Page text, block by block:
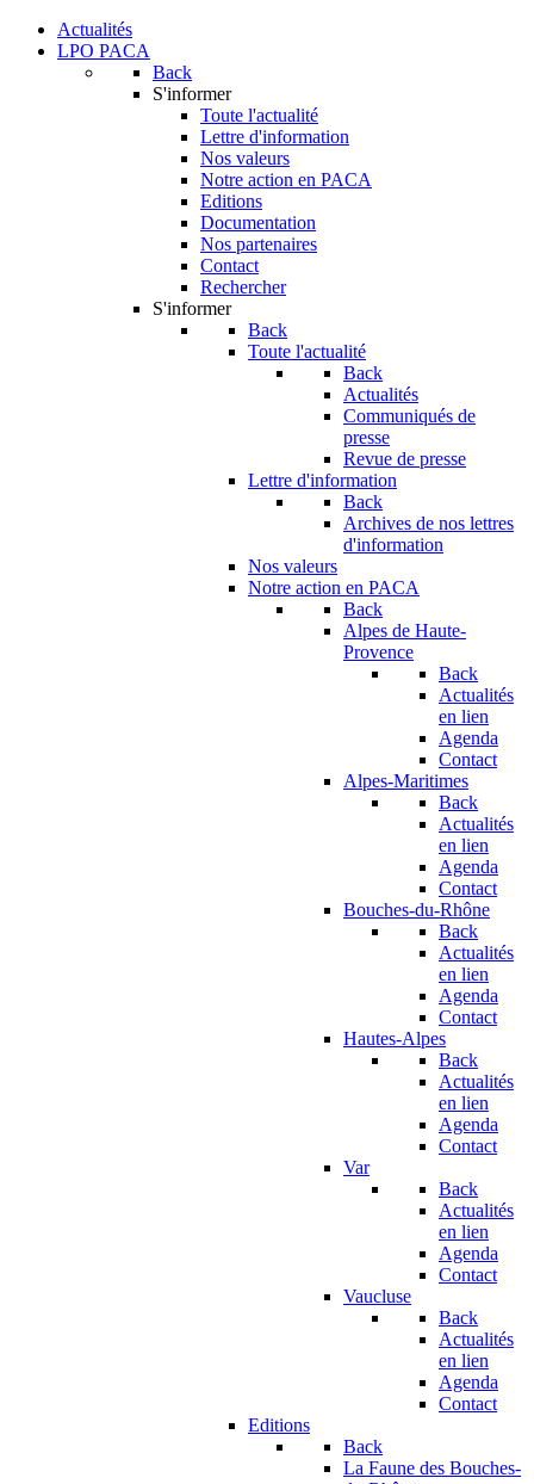
Actualités
LPO PACA
Back
S'informer
Toute l'actualité
Lettre d'information
Nos valeurs
Notre action en PACA
Editions
Documentation
Nos partenaires
Contact
Rechercher
S'informer
Back
Toute l'actualité
Back
Actualités
Communiqués de
presse
Revue de presse
Lettre d'information
Back
Archives de nos lettres
d'information
Nos valeurs
Notre action en PACA
Back
Alpes de Haute-
Provence
Back
Actualités
en lien
Agenda
Contact
Alpes-Maritimes
Back
Actualités
en lien
Agenda
Contact
Bouches-du-Rhône
Back
Actualités
en lien
Agenda
Contact
Hautes-Alpes
Back
Actualités
en lien
Agenda
Contact
Var
Back
Actualités
en lien
Agenda
Contact
Vaucluse
Back
Actualités
en lien
Agenda
Contact
Editions
Back
La Faune des Bouches-